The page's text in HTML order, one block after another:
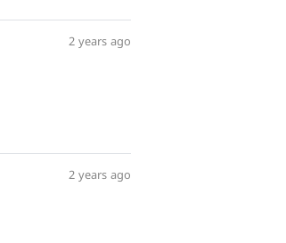
2 years ago
2 years ago